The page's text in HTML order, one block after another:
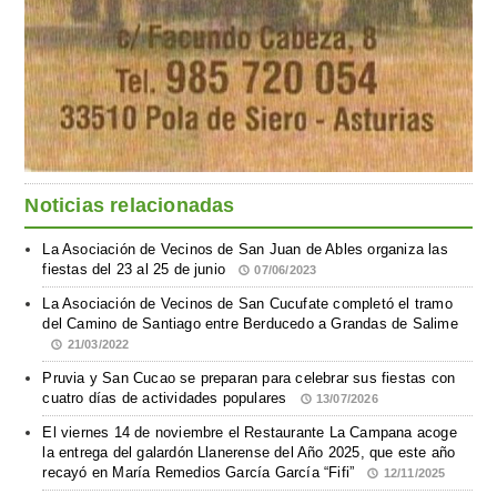
Noticias relacionadas
La Asociación de Vecinos de San Juan de Ables organiza las
fiestas del 23 al 25 de junio
07/06/2023
La Asociación de Vecinos de San Cucufate completó el tramo
del Camino de Santiago entre Berducedo a Grandas de Salime
21/03/2022
Pruvia y San Cucao se preparan para celebrar sus fiestas con
cuatro días de actividades populares
13/07/2026
El viernes 14 de noviembre el Restaurante La Campana acoge
la entrega del galardón Llanerense del Año 2025, que este año
recayó en María Remedios García García “Fifi”
12/11/2025